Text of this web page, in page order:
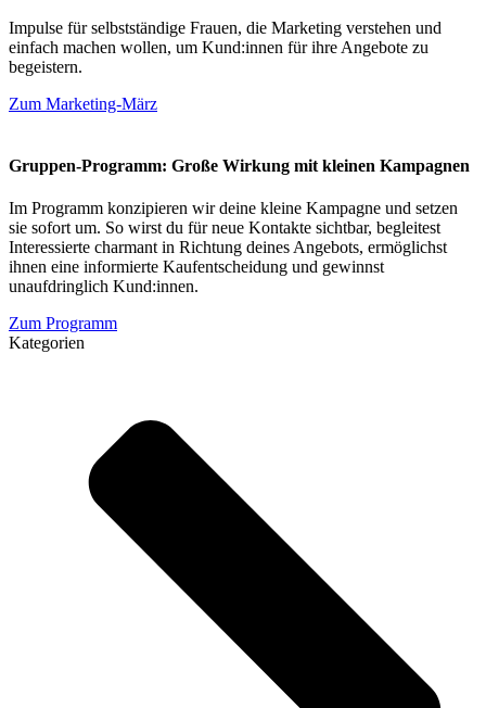
Impulse für selbstständige Frauen, die Marketing verstehen und
einfach machen wollen, um Kund:innen für ihre Angebote zu
begeistern.
Zum Marketing-März
Gruppen-Programm: Große Wirkung mit kleinen Kampagnen
Im Programm konzipieren wir deine kleine Kampagne und setzen
sie sofort um. So wirst du für neue Kontakte sichtbar, begleitest
Interessierte charmant in Richtung deines Angebots, ermöglichst
ihnen eine informierte Kaufentscheidung und gewinnst
unaufdringlich Kund:innen.
Zum Programm
Kategorien